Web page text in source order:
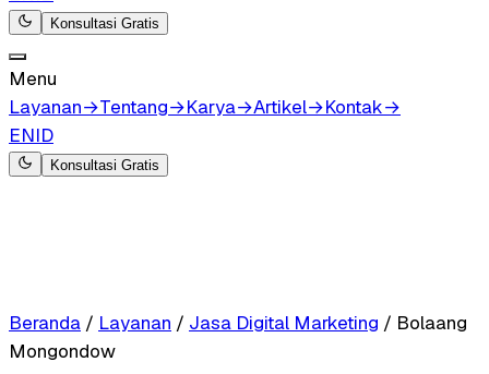
Konsultasi Gratis
Menu
Layanan→Tentang→Karya→Artikel→Kontak→
ENID
Konsultasi Gratis
Beranda / Layanan / Jasa Digital Marketing / Bolaang
Mongondow